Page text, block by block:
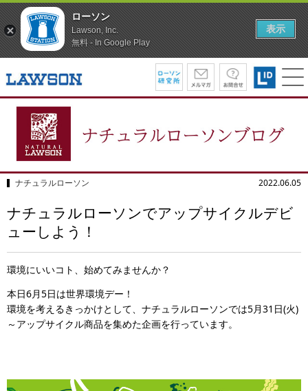
ナチュラルローソン 2022.06.05
ナチュラルローソンでアップサイクルデビ
ューしよう！
環境にいいコト、始めてみませんか？
本日6月5日は世界環境デー！
環境を考えるきっかけとして、ナチュラルローソンでは5月31日(火)
～アップサイクル商品を集めた企画を行っています。
ローソン
Lawson, Inc.
無料 - In Google Play
表示